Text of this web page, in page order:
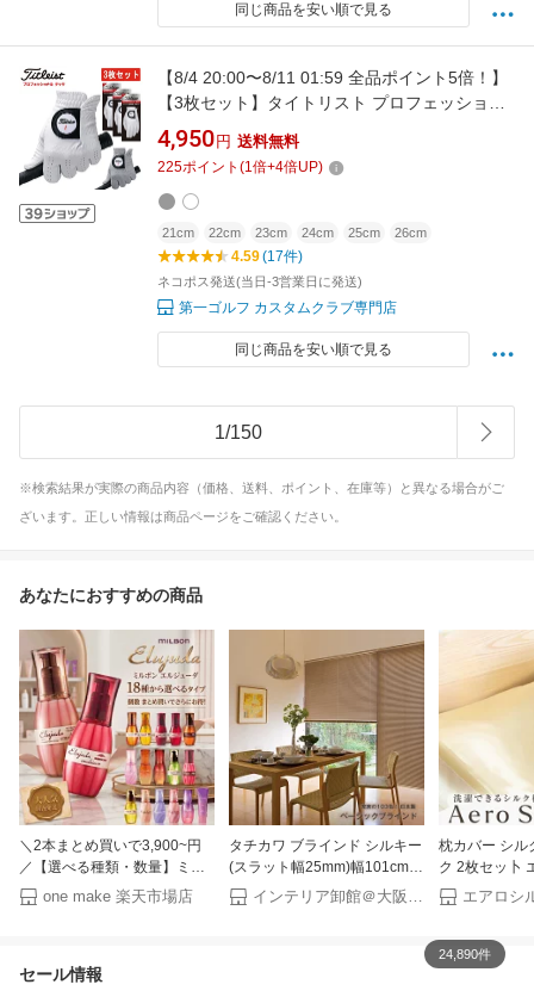
同じ商品を安い順で見る
【8/4 20:00〜8/11 01:59 全品ポイント5倍！】
【3枚セット】タイトリスト プロフェッショナ
ルテック合成皮革 ゴルフ グローブ 全天候対応
TITLEIST PROFESSIONAL TECH TG53 ネコ
ポス対応
4,950 円 送料無料
225ポイント (1倍+4倍UP)
21cm 22cm 23cm 24cm 25cm 26cm
4.59(17件)
ネコポス発送(当日-3営業日に発送)
第一ゴルフ カスタムクラブ専門店
同じ商品を安い順で見る
1/150
※検索結果が実際の商品内容（価格、送料、ポイント、在庫等）と異なる場合がご
ざいます。正しい情報は商品ページをご確認ください。
あなたにおすすめの商品
＼2本まとめ買いで3,900~円
／【選べる種類・数量】ミル
ボン エルジューダ 選べる1
本/2本セット/3本セット FO
スオン サンプロテクト フリッ
one make 楽天市場店
タチカワ ブラインド シルキー
(スラット幅25mm)幅101cm〜
120cm×丈101cm〜
120cm【オーダーメイド商
インテリア卸館＠大阪せんば心斎橋
枕カバー シル
ク 2枚セッ卜
めらかな肌触
ローケース 冷
34色 絹85 ｜
セール情報
24,890件